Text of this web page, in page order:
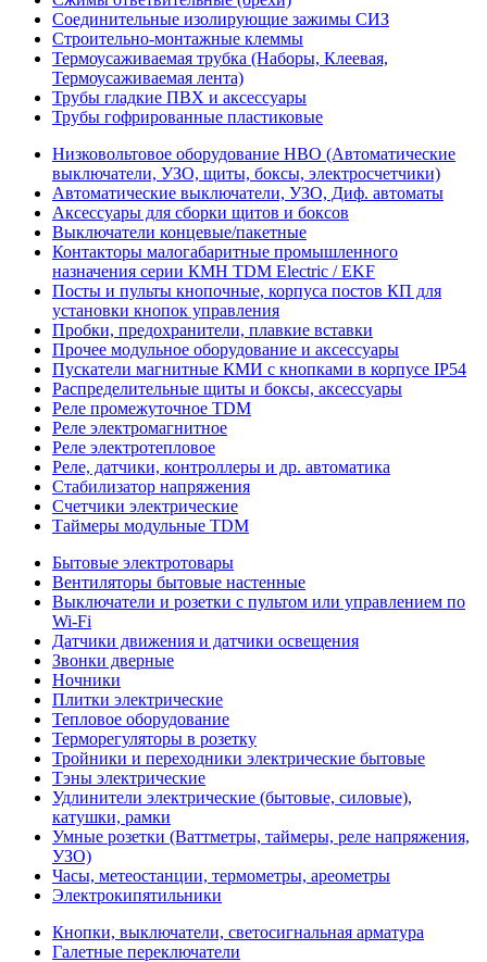
Соединительные изолирующие зажимы СИЗ
Строительно-монтажные клеммы
Термоусаживаемая трубка (Наборы, Клеевая,
Термоусаживаемая лента)
Трубы гладкие ПВХ и аксессуары
Трубы гофрированные пластиковые
Низковольтовое оборудование НВО (Автоматические
выключатели, УЗО, щиты, боксы, электросчетчики)
Автоматические выключатели, УЗО, Диф. автоматы
Аксессуары для сборки щитов и боксов
Выключатели концевые/пакетные
Контакторы малогабаритные промышленного
назначения серии КМН TDM Electric / EKF
Посты и пульты кнопочные, корпуса постов КП для
установки кнопок управления
Пробки, предохранители, плавкие вставки
Прочее модульное оборудование и аксессуары
Пускатели магнитные КМИ с кнопками в корпусе IP54
Распределительные щиты и боксы, аксессуары
Реле промежуточное TDM
Реле электромагнитное
Реле электротепловое
Реле, датчики, контроллеры и др. автоматика
Стабилизатор напряжения
Счетчики электрические
Таймеры модульные TDM
Бытовые электротовары
Вентиляторы бытовые настенные
Выключатели и розетки с пультом или управлением по
Wi-Fi
Датчики движения и датчики освещения
Звонки дверные
Ночники
Плитки электрические
Тепловое оборудование
Терморегуляторы в розетку
Тройники и переходники электрические бытовые
Тэны электрические
Удлинители электрические (бытовые, силовые),
катушки, рамки
Умные розетки (Ваттметры, таймеры, реле напряжения,
УЗО)
Часы, метеостанции, термометры, ареометры
Электрокипятильники
Кнопки, выключатели, светосигнальная арматура
Галетные переключатели